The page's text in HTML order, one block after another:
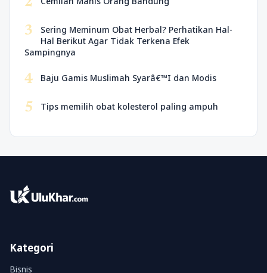
3
Sering Meminum Obat Herbal? Perhatikan Hal-
Hal Berikut Agar Tidak Terkena Efek
Sampingnya
4 Baju Gamis Muslimah Syarâ€™I dan Modis
5 Tips memilih obat kolesterol paling ampuh
Kategori
Bisnis